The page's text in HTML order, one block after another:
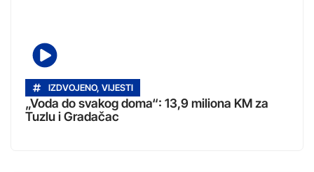
IZDVOJENO, VIJESTI
„Voda do svakog doma“: 13,9 miliona KM za
Tuzlu i Gradačac